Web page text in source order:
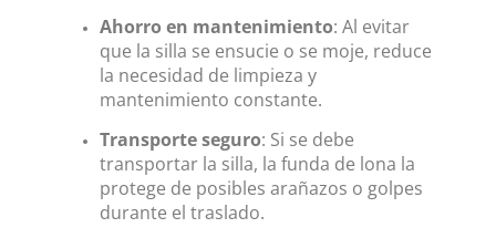
Ahorro en mantenimiento: Al evitar
que la silla se ensucie o se moje, reduce
la necesidad de limpieza y
mantenimiento constante.
Transporte seguro: Si se debe
transportar la silla, la funda de lona la
protege de posibles arañazos o golpes
durante el traslado.